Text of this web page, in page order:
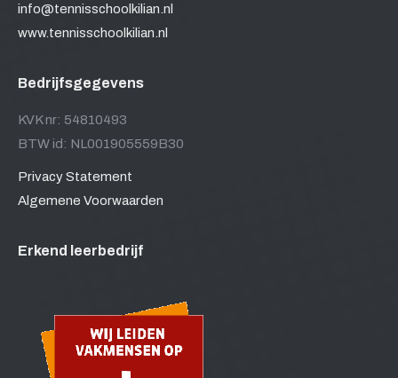
info@tennisschoolkilian.nl
www.tennisschoolkilian.nl
Bedrijfsgegevens
KVK nr: 54810493
BTW id: NL001905559B30
Privacy Statement
Algemene Voorwaarden
Erkend leerbedrijf